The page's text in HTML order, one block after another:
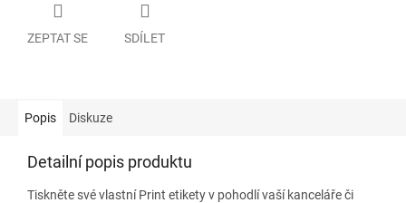
ZEPTAT SE SDÍLET
Popis Diskuze
Detailní popis produktu
Tiskněte své vlastní Print etikety v pohodlí vaší kanceláře či